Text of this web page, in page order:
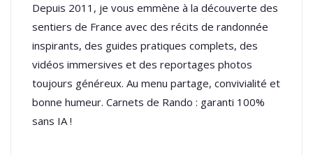
Depuis 2011, je vous emmène à la découverte des
sentiers de France avec des récits de randonnée
inspirants, des guides pratiques complets, des
vidéos immersives et des reportages photos
toujours généreux. Au menu partage, convivialité et
bonne humeur. Carnets de Rando : garanti 100%
sans IA !